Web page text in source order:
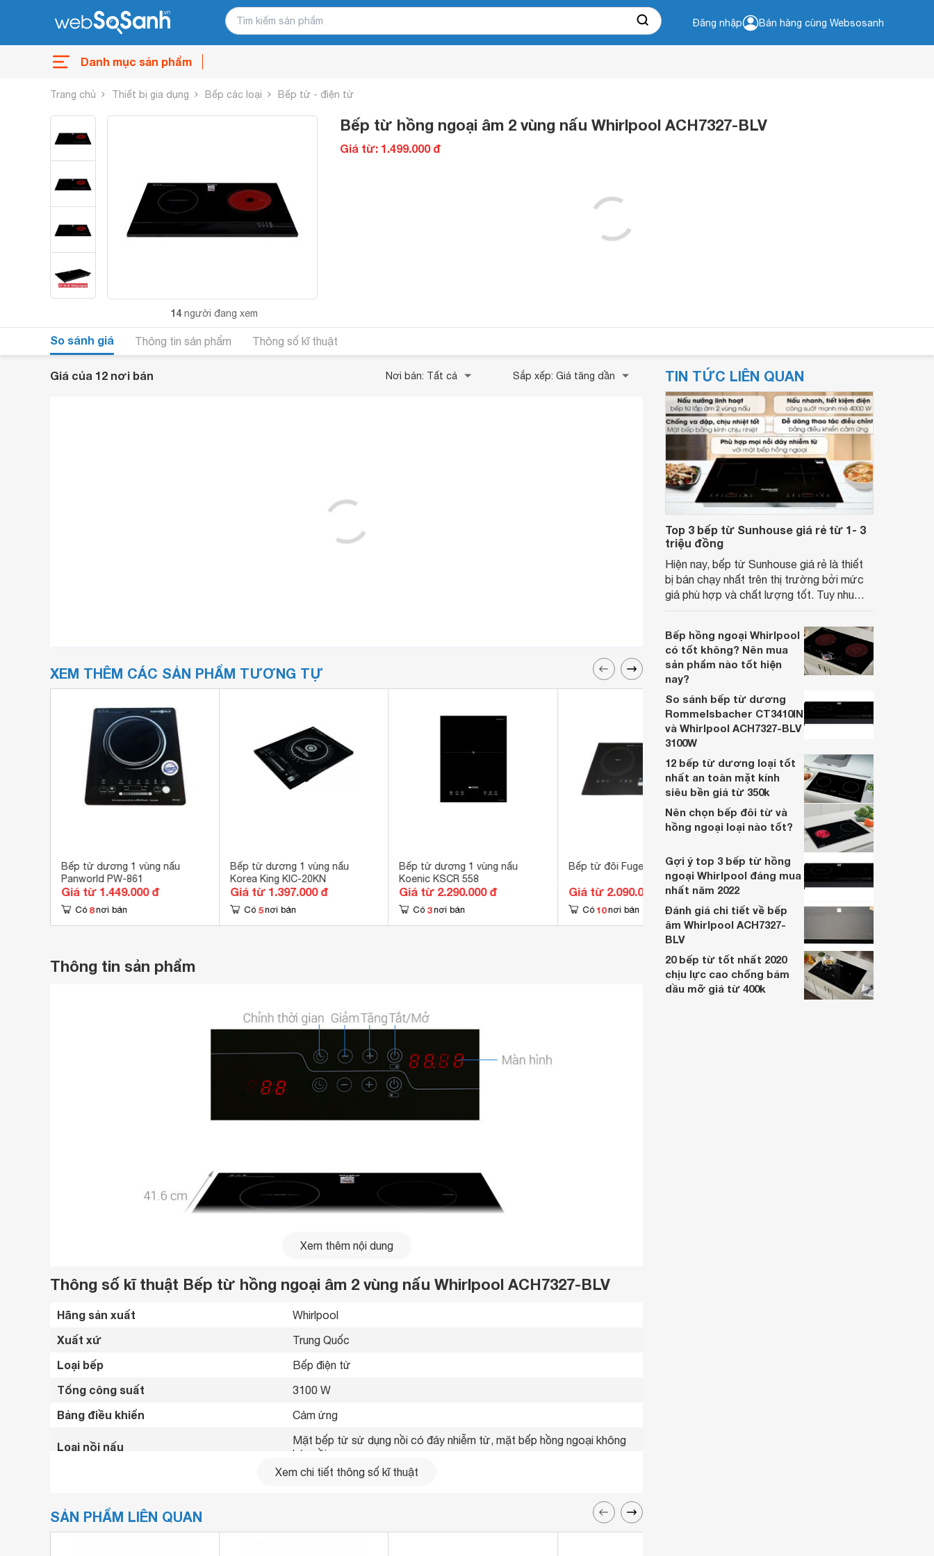
Đăng nhập Bán hàng cùng Websosanh
Danh mục sản phẩm
Trang chủ Thiết bị gia dụng Bếp các loại Bếp từ - điện từ
14 người đang xem
Bếp từ hồng ngoại âm 2 vùng nấu Whirlpool ACH7327-BLV
Giá từ: 1.499.000 đ
So sánh giá Thông tin sản phẩm Thông số kĩ thuật
Giá của 12 nơi bán Nơi bán: Tất cả Sắp xếp: Giá tăng dần
XEM THÊM CÁC SẢN PHẨM TƯƠNG TỰ
Bếp từ dương 1 vùng nấu
Panworld PW-861
Giá từ 1.449.000 đ
Có 8 nơi bán
Bếp từ dương 1 vùng nấu
Korea King KIC-20KN
Giá từ 1.397.000 đ
Có 5 nơi bán
Bếp từ dương 1 vùng nấu
Koenic KSCR 558
Giá từ 2.290.000 đ
Có 3 nơi bán
Bếp từ đôi Fuger 888PRO
Giá từ 2.090.000 đ
Có 10 nơi bán
Bếp từ 3 vùng nấu Maadela
QUADRAT MD-399I
Giá từ 1.475.925 đ
Có 3 nơi bán
Thông tin sản phẩm
Bếp điện từ hồng ngoại Whirlpool ACH7327-BLV thiết kế sang trọng, hiện đại, có thể lắp đặt âm, tạo
Xem thêm nội dung
Thông số kĩ thuật Bếp từ hồng ngoại âm 2 vùng nấu Whirlpool ACH7327-BLV
Hãng sản xuất Whirlpool
Xuất xứ Trung Quốc
Loại bếp Bếp điện từ
Tổng công suất 3100 W
Bảng điều khiển Cảm ứng
Loại nồi nấu
Mặt bếp từ sử dụng nồi có đáy nhiễm từ, mặt bếp hồng ngoại không
kén nồi
Có hẹn giờ
Kích thước 735 x 416 x 80 mm
Xem chi tiết thông số kĩ thuật
SẢN PHẨM LIÊN QUAN
TIN TỨC LIÊN QUAN
Top 3 bếp từ Sunhouse giá rẻ từ 1- 3
triệu đồng
Hiện nay, bếp từ Sunhouse giá rẻ là thiết
bị bán chạy nhất trên thị trường bởi mức
giá phù hợp và chất lượng tốt. Tuy nhu
bếp từ 1, 2 hay nhiều vùng nấu hơn.
Bếp hồng ngoại Whirlpool
có tốt không? Nên mua
sản phẩm nào tốt hiện
nay?
So sánh bếp từ dương
Rommelsbacher CT3410IN
và Whirlpool ACH7327-BLV
3100W
12 bếp từ dương loại tốt
nhất an toàn mặt kính
siêu bền giá từ 350k
Nên chọn bếp đôi từ và
hồng ngoại loại nào tốt?
Gợi ý top 3 bếp từ hồng
ngoại Whirlpool đáng mua
nhất năm 2022
Đánh giá chi tiết về bếp
âm Whirlpool ACH7327-
BLV
20 bếp từ tốt nhất 2020
chịu lực cao chống bám
dầu mỡ giá từ 400k